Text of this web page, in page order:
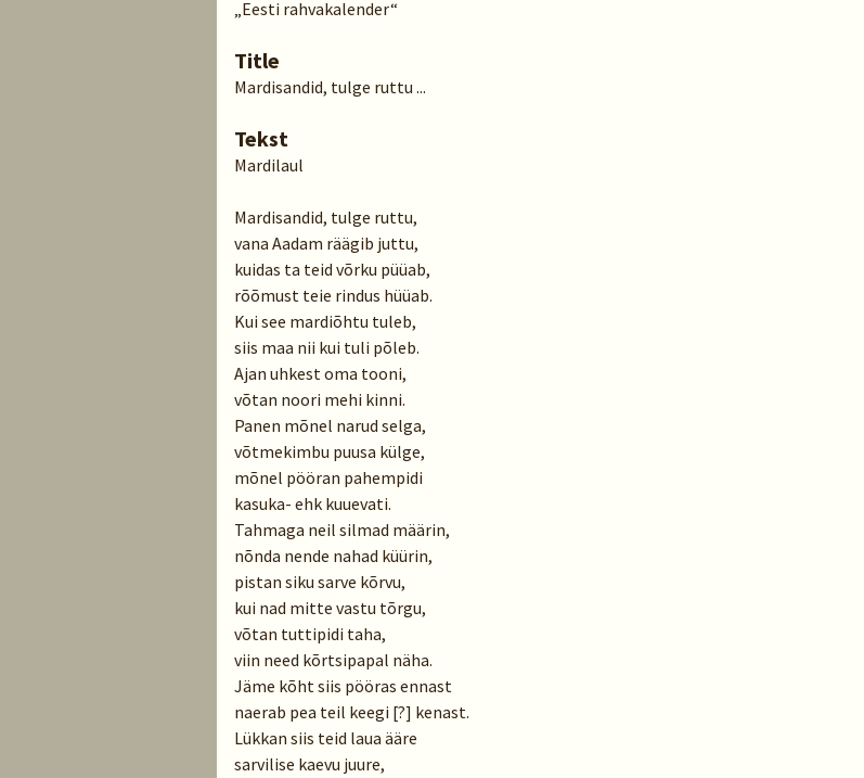
„Eesti rahvakalender“
Title
Mardisandid, tulge ruttu ...
Tekst
Mardilaul
Mardisandid, tulge ruttu,
vana Aadam räägib juttu,
kuidas ta teid võrku püüab,
rõõmust teie rindus hüüab.
Kui see mardiõhtu tuleb,
siis maa nii kui tuli põleb.
Ajan uhkest oma tooni,
võtan noori mehi kinni.
Panen mõnel narud selga,
võtmekimbu puusa külge,
mõnel pööran pahempidi
kasuka- ehk kuuevati.
Tahmaga neil silmad määrin,
nõnda nende nahad küürin,
pistan siku sarve kõrvu,
kui nad mitte vastu tõrgu,
võtan tuttipidi taha,
viin need kõrtsipapal näha.
Jäme kõht siis pööras ennast
naerab pea teil keegi [?] kenast.
Lükkan siis teid laua ääre
sarvilise kaevu juure,